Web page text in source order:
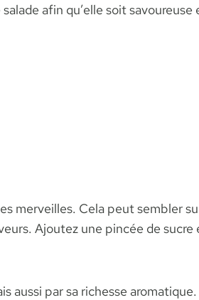
afin qu’elle soit savoureuse
merveilles. Cela peut sembler
Ajoutez une pincée de sucre
aussi par sa richesse